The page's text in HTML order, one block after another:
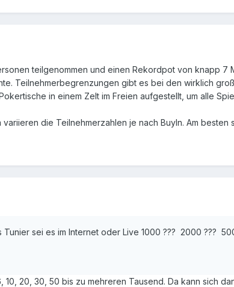
teilgenommen und einen Rekordpot von knapp 7
Teilnehmerbegrenzungen gibt es bei den wirklich
in einem Zelt im Freien aufgestellt, um alle
die Teilnehmerzahlen je nach BuyIn. Am besten
sei es im Internet oder Live 1000 ??? 2000 ???
20, 30, 50 bis zu mehreren Tausend. Da kann sich